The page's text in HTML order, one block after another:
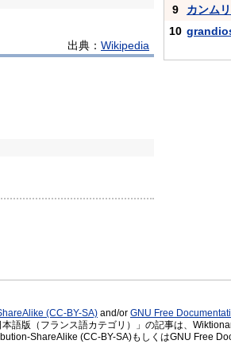
出典： Wikipedia
9
カンム
10
(CC-BY-SA) and/or GNU Free
語版（フランス語カテゴリ）」の記事は、
ShareAlike (CC-BY-SA)もしくはGNU Free